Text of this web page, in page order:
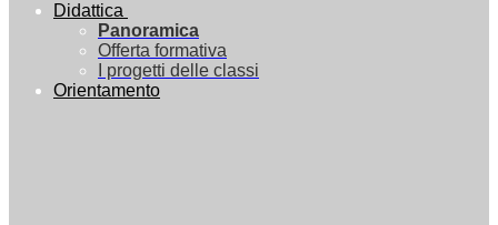
Didattica
Panoramica
Offerta formativa
I progetti delle classi
Orientamento